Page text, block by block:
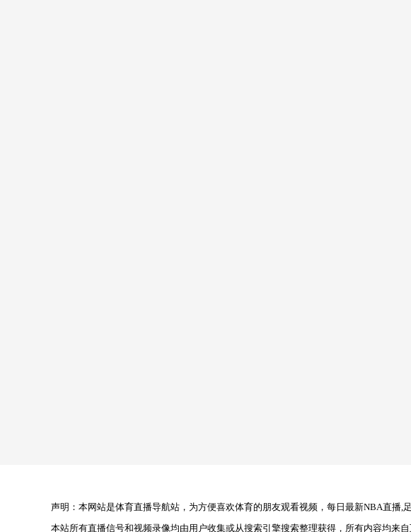
声明：本网站是体育直播导航站，为方便喜欢体育的朋友观看视频，每日最新NBA直播,
本站所有直播信号和视频录像均由用户收集或从搜索引擎搜索整理获得，所有内容均来